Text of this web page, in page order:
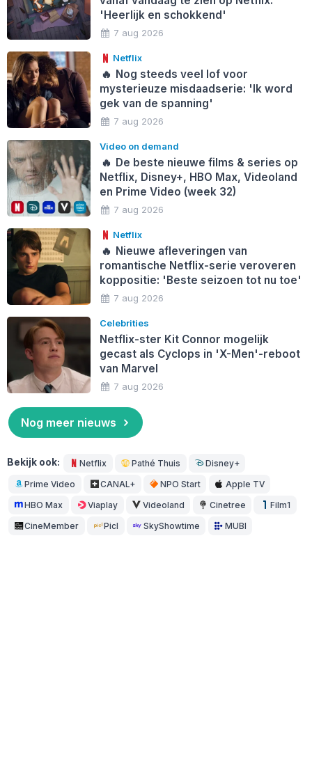
'Heerlijk en schokkend'
7 aug 2026
Netflix
🔥 Nog steeds veel lof voor
mysterieuze misdaadserie: 'Ik word
gek van de spanning'
7 aug 2026
Video on demand
🔥 De beste nieuwe films & series op
Netflix, Disney+, HBO Max, Videoland
en Prime Video (week 32)
7 aug 2026
Netflix
🔥 Nieuwe afleveringen van
romantische Netflix-serie veroveren
koppositie: 'Beste seizoen tot nu toe'
7 aug 2026
Celebrities
Netflix-ster Kit Connor mogelijk
gecast als Cyclops in 'X-Men'-reboot
van Marvel
7 aug 2026
Nog meer nieuws
Bekijk ook: Netflix Pathé Thuis Disney+
Prime Video CANAL+ NPO Start Apple TV
HBO Max Viaplay Videoland Cinetree Film1
CineMember Picl SkyShowtime MUBI